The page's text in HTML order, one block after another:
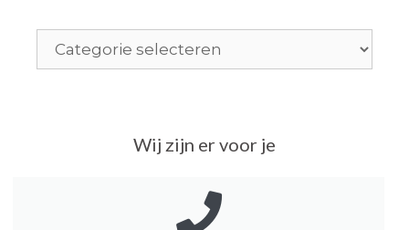
Wij zijn er voor je